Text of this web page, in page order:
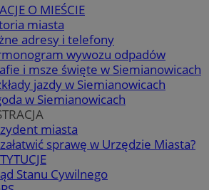
O MIEŚCIE
miasta
adresy i telefony
wywozu odpadów
i msze święte w Siemianowicach
jazdy w Siemianowicach
w Siemianowicach
miasta
sprawę w Urzędzie Miasta?
Stanu Cywilnego